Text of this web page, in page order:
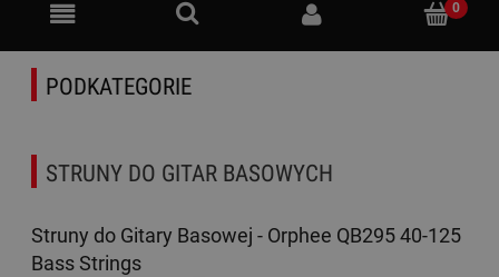
PODKATEGORIE
STRUNY DO GITAR BASOWYCH
Struny do Gitary Basowej - Orphee QB295 40-125
Bass Strings